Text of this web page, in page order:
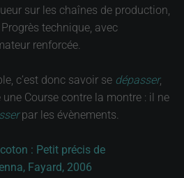
sur les chaînes de production,
technique, avec
renforcée.
c’est donc savoir se dépasser,
Course contre la montre : il ne
par les évènements.
: Petit précis de
Fayard, 2006